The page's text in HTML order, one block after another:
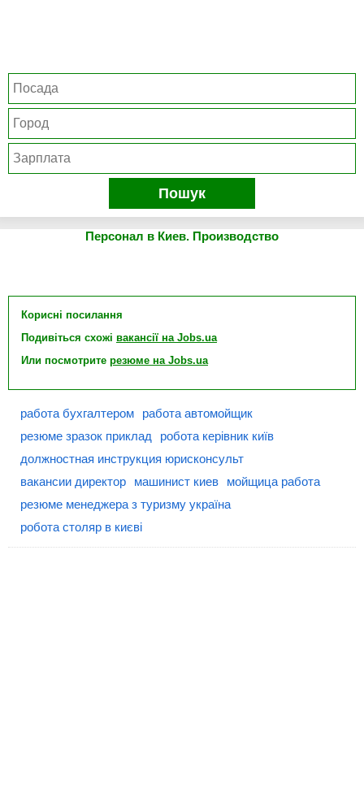
Пошук
Персонал в Киев. Производство
Корисні посилання
Подивіться схожі вакансії на Jobs.ua
Или посмотрите резюме на Jobs.ua
работа бухгалтером
работа автомойщик
резюме зразок приклад
робота керівник київ
должностная инструкция юрисконсульт
вакансии директор
машинист киев
мойщица работа
резюме менеджера з туризму україна
робота столяр в києві